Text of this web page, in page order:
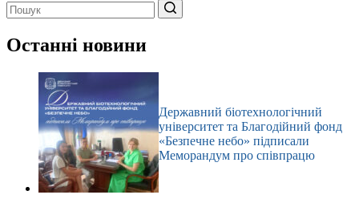
результатів
Останні новини
Державний біотехнологічний
університет та Благодійний фонд
«Безпечне небо» підписали
Меморандум про співпрацю